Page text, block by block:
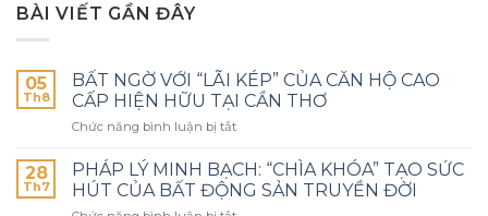
BÀI VIẾT GẦN ĐÂY
05
Th8
BẤT NGỜ VỚI “LÃI KÉP” CỦA CĂN HỘ CAO
CẤP HIỆN HỮU TẠI CẦN THƠ
Chức năng bình luận bị tắt
28
Th7
PHÁP LÝ MINH BẠCH: “CHÌA KHÓA” TẠO SỨC
HÚT CỦA BẤT ĐỘNG SẢN TRUYỀN ĐỜI